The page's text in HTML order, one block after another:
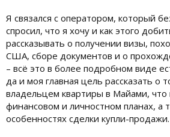
Я связался с оператором, который
спросил, что я хочу и как этого
рассказывать о получении визы,
США, сборе документов и о
– всё это в более подробном виде
да и моя главная цель рассказать о
владельцем квартиры в Майами, что
финансовом и личностном планах, а
особенностях сделки купли-продажи.